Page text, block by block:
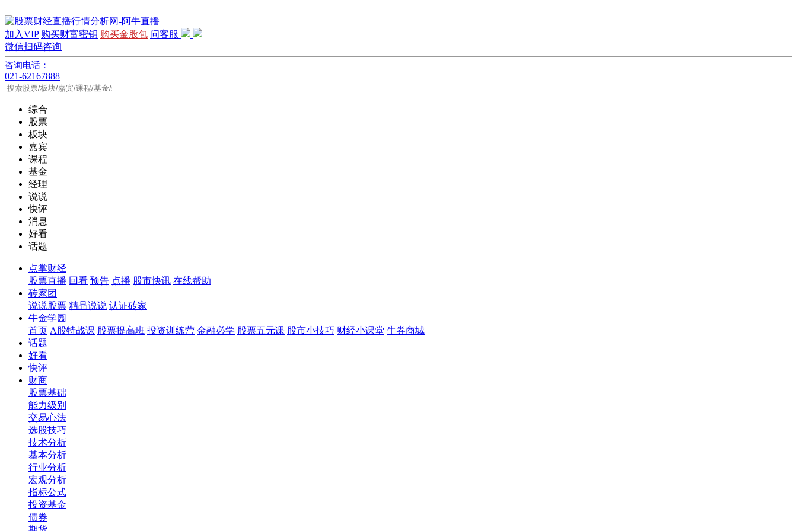
加入VIP 购买财富密钥 购买金股包 问客服
微信扫码咨询
咨询电话：
021-62167888
综合
股票
板块
嘉宾
课程
基金
经理
说说
快评
消息
好看
话题
点掌财经
股票直播 回看 预告 点播 股市快讯 在线帮助
砖家团
说说股票 精品说说 认证砖家
牛金学园
首页 A股特战课 股票提高班 投资训练营 金融必学 股票五元课 股市小技巧 财经小课堂 牛券商城
话题
好看
快评
财商
股票基础
能力级别
交易心法
选股技巧
技术分析
基本分析
行业分析
宏观分析
指标公式
投资基金
债券